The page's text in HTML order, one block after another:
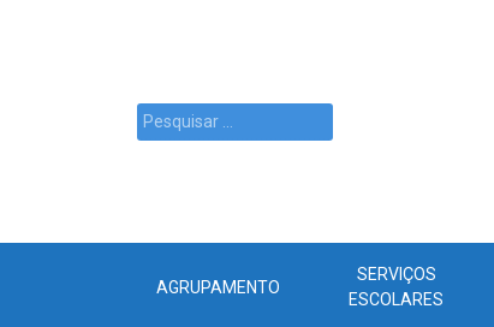
AGRUPAMENTO
SERVIÇOS
ESCOLARES